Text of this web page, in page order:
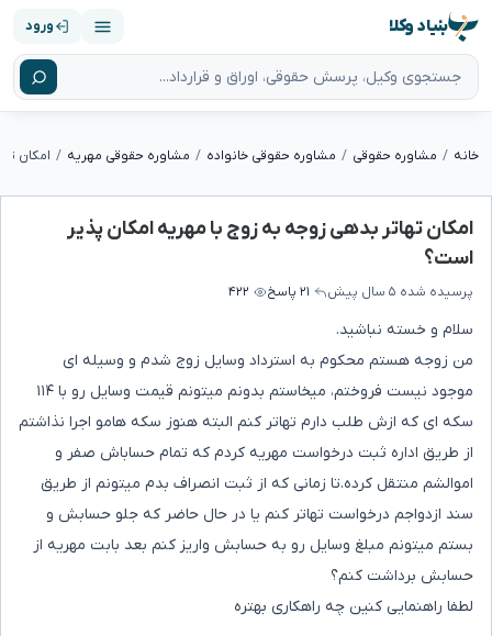
بنیاد وکلا ورود
خانه مشاوره حقوقی مشاوره حقوقی خانواده مشاوره حقوقی مهریه
امکان تهاتر بدهی زوجه به زوج با مهریه امکان پذیر
است؟
پرسیده شده ۵ سال پیش ۲۱ پاسخ ۴۲۲
سلام و خسته نباشید.
من زوجه هستم محکوم به استرداد وسایل زوج شدم و وسیله ای
موجود نیست فروختم، میخاستم بدونم میتونم قیمت وسایل رو با ۱۱۴
سکه ای که ازش طلب دارم تهاتر کنم البته هنوز سکه هامو اجرا نذاشتم
از طریق اداره ثبت درخواست مهریه کردم که تمام حساباش صفر و
اموالشم منتقل کرده.تا زمانی که از ثبت انصراف بدم میتونم از طریق
سند ازدواجم درخواست تهاتر کنم یا در حال حاضر که جلو حسابش و
بستم میتونم مبلغ وسایل رو به حسابش واریز کنم بعد بابت مهریه از
حسابش برداشت کنم؟
لطفا راهنمایی کنین چه راهکاری بهتره